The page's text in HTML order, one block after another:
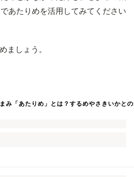
あたりめを活用してみてください
ましょう。
み「あたりめ」とは？するめやさきいかと